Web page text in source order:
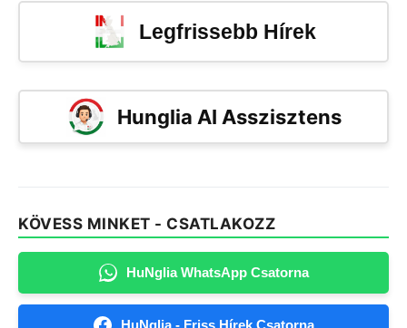
Legfrissebb Hírek
Hunglia AI Asszisztens
KÖVESS MINKET - CSATLAKOZZ
HuNglia WhatsApp Csatorna